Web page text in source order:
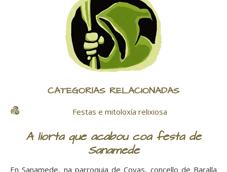
CATEGORÍAS RELACIONADAS
Festas e mitoloxía relixiosa
A liorta que acabou coa festa de
Sanamede
En Sanamede, na parroquia de Covas, concello de Baralla